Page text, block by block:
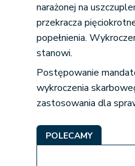
narażonej na
przekracza
popełnienia.
stanowi.
Postępowanie
wykroczenia
zastosowania dla
POLECAMY